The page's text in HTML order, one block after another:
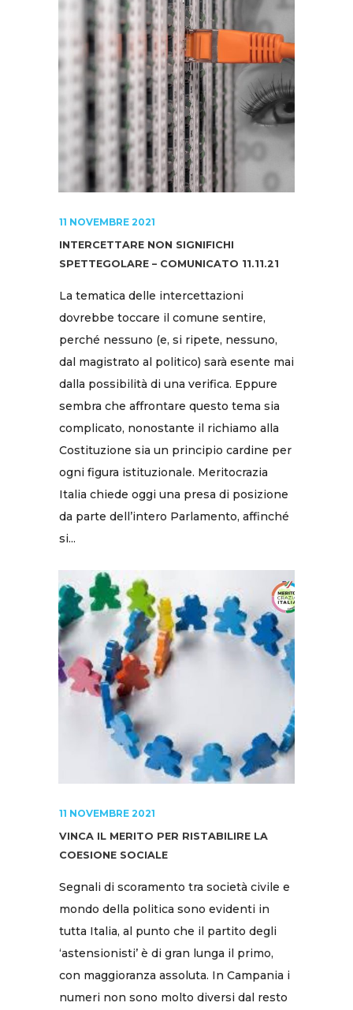
11 NOVEMBRE 2021
INTERCETTARE NON SIGNIFICHI
SPETTEGOLARE – COMUNICATO 11.11.21
La tematica delle intercettazioni
dovrebbe toccare il comune sentire,
perché nessuno (e, si ripete, nessuno,
dal magistrato al politico) sarà esente mai
dalla possibilità di una verifica. Eppure
sembra che affrontare questo tema sia
complicato, nonostante il richiamo alla
Costituzione sia un principio cardine per
ogni figura istituzionale. Meritocrazia
Italia chiede oggi una presa di posizione
da parte dell’intero Parlamento, affinché
si...
11 NOVEMBRE 2021
VINCA IL MERITO PER RISTABILIRE LA
COESIONE SOCIALE
Segnali di scoramento tra società civile e
mondo della politica sono evidenti in
tutta Italia, al punto che il partito degli
‘astensionisti’ è di gran lunga il primo,
con maggioranza assoluta. In Campania i
numeri non sono molto diversi dal resto